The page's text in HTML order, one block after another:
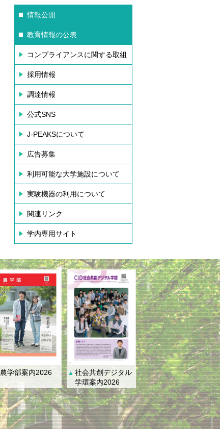
情報公開
教育情報の公表
コンプライアンスに関する取組
採用情報
調達情報
公式SNS
J-PEAKSについて
広告募集
利用可能な大学施設について
実験機器の利用について
関連リンク
学内専用サイト
農学部案内2026 ▲ 社会共創デジタル
学環案内2026